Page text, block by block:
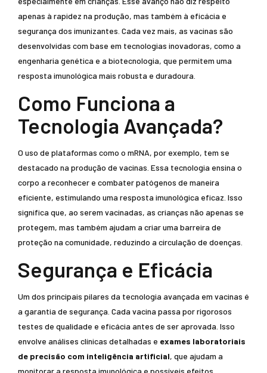
apenas à rapidez na produção, mas também à eficácia e
segurança dos imunizantes. Cada vez mais, as vacinas são
desenvolvidas com base em tecnologias inovadoras, como a
engenharia genética e a biotecnologia, que permitem uma
resposta imunológica mais robusta e duradoura.
Como Funciona a
Tecnologia Avançada?
O uso de plataformas como o mRNA, por exemplo, tem se
destacado na produção de vacinas. Essa tecnologia ensina o
corpo a reconhecer e combater patógenos de maneira
eficiente, estimulando uma resposta imunológica eficaz. Isso
significa que, ao serem vacinadas, as crianças não apenas se
protegem, mas também ajudam a criar uma barreira de
proteção na comunidade, reduzindo a circulação de doenças.
Segurança e Eficácia
Um dos principais pilares da tecnologia avançada em vacinas é
a garantia de segurança. Cada vacina passa por rigorosos
testes de qualidade e eficácia antes de ser aprovada. Isso
envolve análises clínicas detalhadas e exames laboratoriais
de precisão com inteligência artificial, que ajudam a
monitorar a resposta imunológica e possíveis efeitos